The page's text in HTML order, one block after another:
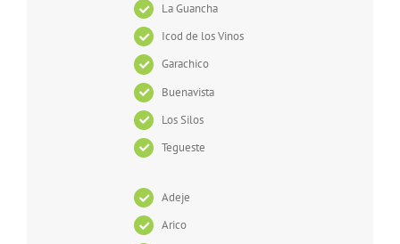
La Guancha
Icod de los Vinos
Garachico
Buenavista
Los Silos
Tegueste
Adeje
Arico